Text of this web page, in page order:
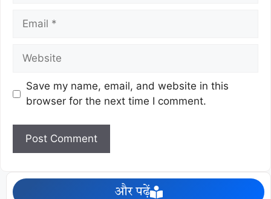
Save my name, email, and website in this
browser for the next time I comment.
और पढ़ें